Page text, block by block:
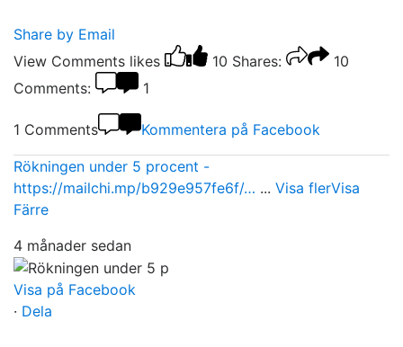
Share by Email
View Comments likes 10 Shares:
10
Comments:
1
1 Comments Kommentera på Facebook
Rökningen under 5 procent -
https://mailchi.mp/b929e957fe6f/… ... Visa flerVisa
Färre
4 månader sedan
Visa på Facebook
· Dela